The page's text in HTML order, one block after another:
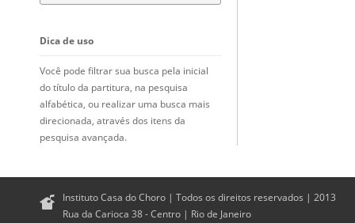
Dica de uso
Você pode filtrar sua busca pela inicial
do título da partitura, na pesquisa
alfabética, ou realizar uma busca mais
direcionada, através dos itens da
pesquisa avançada.
Instituto Casa do Choro | Todos os direitos reservados | 2013
Rua da Carioca 38 - Centro | Rio de Janeiro